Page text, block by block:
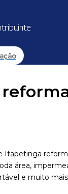
Itapetinga
área,
e muito